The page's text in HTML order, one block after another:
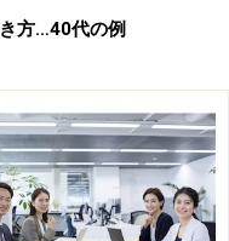
を据えて自分の専門
出すことが第一歩で
、本人のキャリアプ
を選ぶかを判断すれば
というと英語等の語学
方…40代の例